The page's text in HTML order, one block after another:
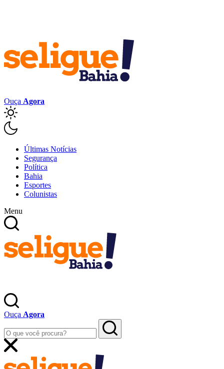
Ouça Agora
Últimas Notícias
Segurança
Política
Bahia
Esportes
Colunistas
Menu
Ouça Agora